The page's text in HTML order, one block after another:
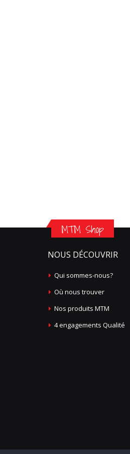
Expédition: estimation de la
- si
MTM Shop
NOUS DÉCOUVRIR
Qui sommes-nous?
Où nous trouver
Nos produits MTM
4 engagements Qualité